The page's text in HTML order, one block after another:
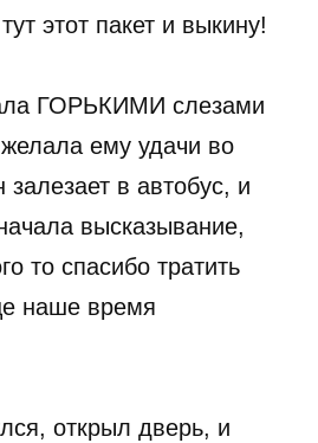
этот пакет и выкину!
ГОРЬКИМИ слезами
ему удачи во
залезает в автобус, и
высказывание,
то спасибо тратить
наше время
открыл дверь, и